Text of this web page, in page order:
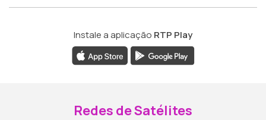
Instale a aplicação RTP Play
Redes de Satélites